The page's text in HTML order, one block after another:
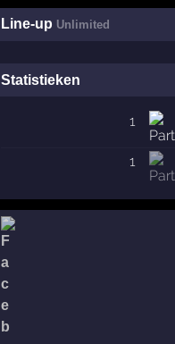
Line-up Unlimited
Statistieken
1
1